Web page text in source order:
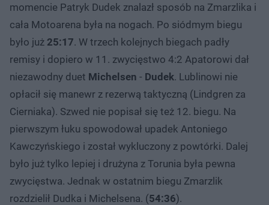
momencie Patryk Dudek znalazł sposób na Zmarzlika i
cała Motoarena była na nogach. Po siódmym biegu
było już 25:17. W trzech kolejnych biegach padły
remisy i dopiero w 11. zwycięstwo 4:2 Apatorowi dał
niezawodny duet Michelsen - Dudek. Lublinowi nie
opłacił się manewr z rezerwą taktyczną (Lindgren za
Cierniaka). Szwed nie popisał się też 12. biegu. Na
pierwszym łuku spowodował upadek Antoniego
Kawczyńskiego i został wykluczony z powtórki. Dalej
było już tylko lepiej i drużyna z Torunia była pewna
zwycięstwa. Jednak w ostatnim biegu Zmarzlik
rozdzielił Dudka i Michelsena. (54:36).